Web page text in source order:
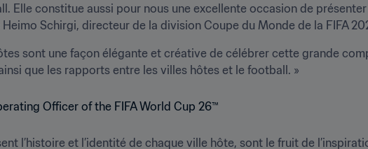
Elle constitue aussi pour nous une excellente occasion de
Heimo Schirgi, directeur de la division Coupe du Monde de la FIFA
sont une façon élégante et créative de célébrer cette grande
que les rapports entre les villes hôtes et le football. »
l’histoire et l’identité de chaque ville hôte, sont le fruit de